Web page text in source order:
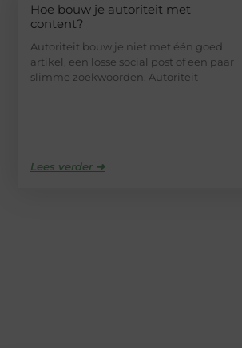
Hoe bouw je autoriteit met
content?
Autoriteit bouw je niet met één goed
artikel, een losse social post of een paar
slimme zoekwoorden. Autoriteit
Lees verder ➜